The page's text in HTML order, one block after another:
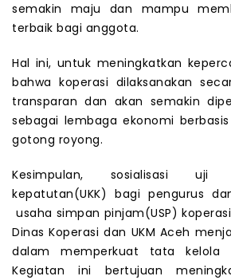
semakin maju dan mampu
terbaik bagi anggota.
Hal ini, untuk meningkatkan
bahwa koperasi dilaksanakan
transparan dan akan semakin
sebagai lembaga ekonomi
gotong royong.
Kesimpulan, sosialisasi uji
kepatutan(UKK) bagi pengurus
usaha simpan pinjam(USP)
Dinas Koperasi dan UKM Aceh
dalam memperkuat tata kelola
Kegiatan ini bertujuan